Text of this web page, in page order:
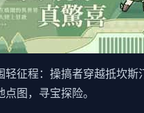
轻征程：操搞者穿越抵坎斯
点图，寻宝探险。